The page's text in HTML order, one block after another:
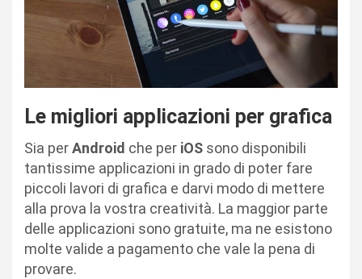
Le migliori applicazioni per grafica
Sia perAndroid che per iOS sono disponibili
tantissime applicazioni in grado di poter fare
piccoli lavori di grafica e darvi modo di mettere
alla prova la vostra creatività. La maggior parte
delle applicazioni sono gratuite, ma ne esistono
molte valide a pagamento che vale la pena di
provare.